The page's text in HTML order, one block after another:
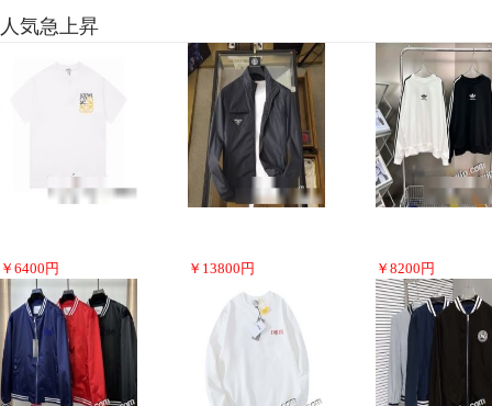
人気急上昇
￥ 6400 円 ￥ 13800 円 ￥ 8200 円